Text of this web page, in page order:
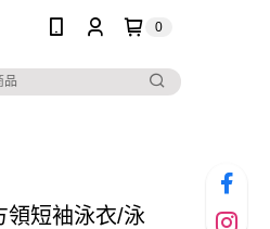
0
領短袖泳衣/泳